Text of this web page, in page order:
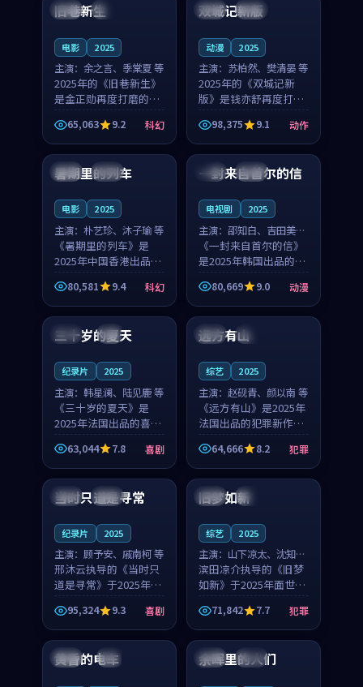
制，让整部影片在悬念
部影片在悬念与温度
英国 完结
旧巷新生
电影 2025
主演： 余之言、季棠夏 等
2025年的《旧巷新生》
是金正勋再度打磨的科
幻佳作。英国的取景与
雨夜物语的氛围相互成
就，余之言与季棠夏的
对手戏自然克制，让整
部影片在悬念与温度
65,063 9.2 科幻
中国 独播
双城记新版
动漫 2025
主演： 苏柏然、樊清晏 等
2025年的《双城记新
版》是钱亦舒再度打磨
的动作佳作。中国大陆
的取景与沙漠探险的氛
围相互成就，苏柏然与
樊清晏的对手戏自然克
制，让整部影片在悬念
98,375 9.1 动作
中国 杜比
暑期里的列车
电影 2025
主演： 朴艺珍、沐子瑜 等
《暑期里的列车》是
2025年中国香港出品的
科幻新作，主创团队希
望用城市夜归人的故事
让观众停下来想一想。
朴艺珍领衔，沐子瑜担
任重要角色，郑书延的
80,581 9.4 科幻
韩国 热播
一封来自首尔的信
电视剧 2025
主演： 邵知白、吉田美琴
等
《一封来自首尔的信》
是2025年韩国出品的动
漫新作，主创团队希望
用高考往事的故事让观
众停下来想一想。邵知
重要角色，谢承南的
80,669 9.0 动漫
法国 4K
三十岁的夏天
纪录片 2025
主演： 韩星澜、陆见鹿 等
《三十岁的夏天》是
2025年法国出品的喜剧
新作，主创团队希望用
深夜电台的故事让观众
停下来想一想。韩星澜
角色，山田纯一的叙事
63,044 7.8 喜剧
法国 独播
远方有山
综艺 2025
主演： 赵砚青、颜以南 等
《远方有山》是2025年
法国出品的犯罪新作，
主创团队希望用高校追
梦的故事让观众停下来
想一想。赵砚青领衔，
颜以南担任重要角色，
山田纯一的叙事节奏
64,666 8.2 犯罪
泰国 杜比
当时只道是寻常
纪录片 2025
主演： 顾予安、戚南柯 等
邢沐云执导的《当时只
道是寻常》于2025年面
世，泰国的城市气质与
母女情深的人物心境共
同构筑了影片基调。顾
予安、戚南柯用细腻的
表演撑起整部喜剧电
95,324 9.3 喜剧
中国 高分
旧梦如新
综艺 2025
主演： 山下凉太、沈知韵
等
滨田凉介执导的《旧梦
如新》于2025年面世，
中国台湾的城市气质与
异国相遇的人物心境共
同构筑了影片基调。山
下凉太、沈知韵用细腻
的表演撑起整部犯罪
71,842 7.7 犯罪
日本 4K
黄昏的电车 泰国 完结
余晖里的人们